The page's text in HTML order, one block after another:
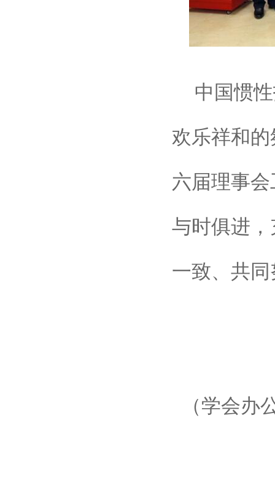
中国惯
欢乐祥和
六届理事
与时俱进
一致、共
（学会办